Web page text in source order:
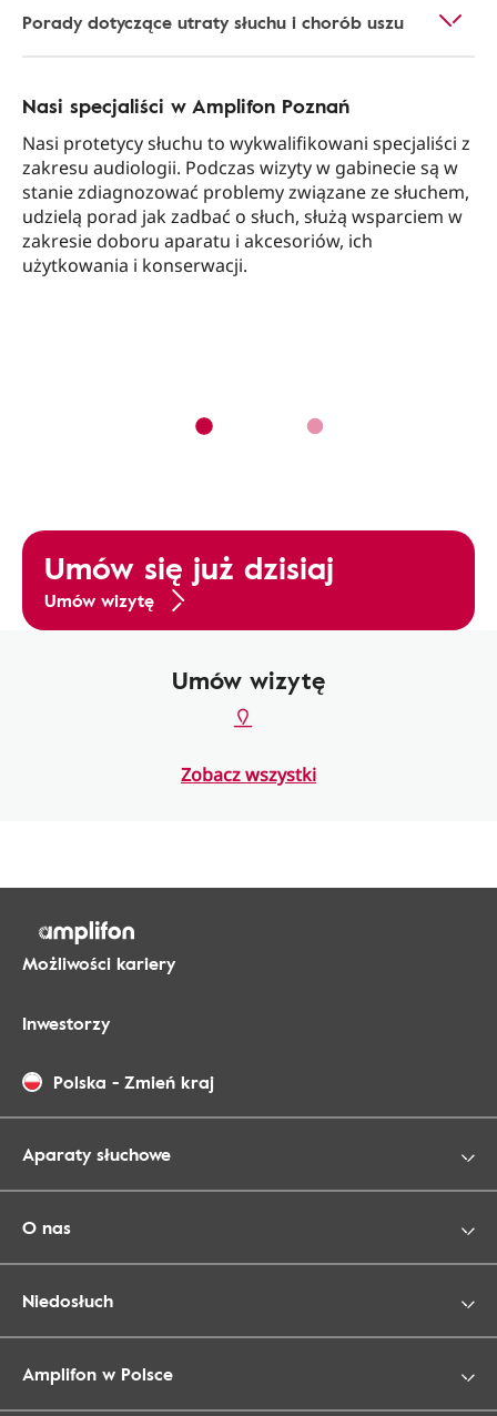
Porady dotyczące utraty słuchu i chorób uszu
Nasi specjaliści w Amplifon Poznań
Nasi protetycy słuchu to wykwalifikowani specjaliści z
zakresu audiologii. Podczas wizyty w gabinecie są w
stanie zdiagnozować problemy związane ze słuchem,
udzielą porad jak zadbać o słuch, służą wsparciem w
zakresie doboru aparatu i akcesoriów, ich
użytkowania i konserwacji.
Umów się już dzisiaj
Umów wizytę
Umów wizytę
Zobacz wszystki
Możliwości kariery
Inwestorzy
Polska - Zmień kraj
Aparaty słuchowe
O nas
Niedosłuch
Amplifon w Polsce